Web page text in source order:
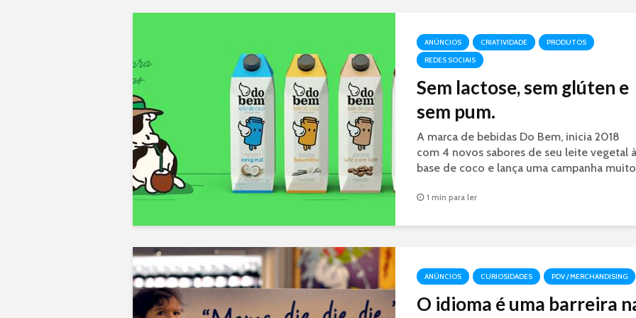
ANÚNCIOS CRIATIVIDADE
PRODUTOS
REDES SOCIAIS
Sem lactose, sem glúten e
sem pum.
A marca de bebidas Do Bem, inicia 2018
com 4 novos sabores de seu leite vegetal à
base de coco e lança uma campanha muito
1 min para ler
ANÚNCIOS CURIOSIDADES PDV / MERCHANDISING
O idioma é uma barreira